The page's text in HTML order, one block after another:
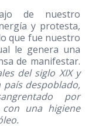
de nuestro
y protesta,
que fue nuestro
le genera una
de manifestar.
del siglo XIX y
país despoblado,
por
con una higiene